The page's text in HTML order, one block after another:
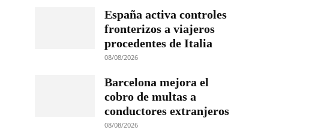
España activa controles
fronterizos a viajeros
procedentes de Italia
08/08/2026
Barcelona mejora el
cobro de multas a
conductores extranjeros
08/08/2026